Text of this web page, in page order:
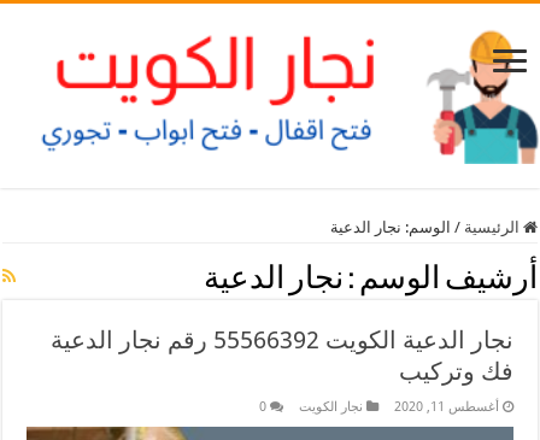
الرئيسية / الوسم: نجار الدعية
أرشيف الوسم : نجار الدعية
نجار الدعية الكويت 55566392 رقم نجار الدعية
فك وتركيب
أغسطس 11, 2020 نجار الكويت 0